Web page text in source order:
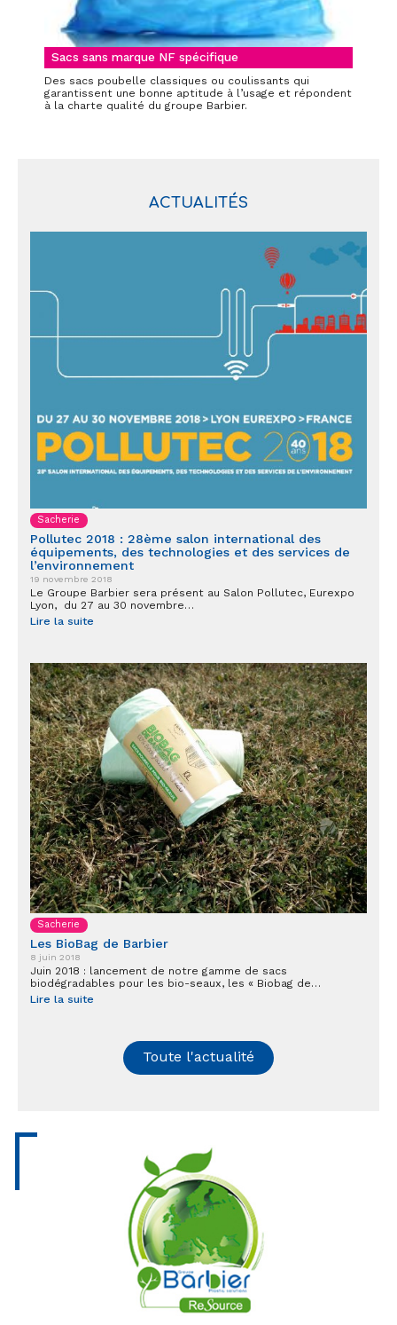
Sacs sans marque NF spécifique
Des sacs poubelle classiques ou coulissants qui
garantissent une bonne aptitude à l’usage et répondent
à la charte qualité du groupe Barbier.
ACTUALITÉS
Sacherie
Pollutec 2018 : 28ème salon international des
équipements, des technologies et des services de
l’environnement
19 novembre 2018
Le Groupe Barbier sera présent au Salon Pollutec, Eurexpo
Lyon, du 27 au 30 novembre…
Lire la suite
Sacherie
Les BioBag de Barbier
8 juin 2018
Juin 2018 : lancement de notre gamme de sacs
biodégradables pour les bio-seaux, les « Biobag de…
Lire la suite
Toute l'actualité